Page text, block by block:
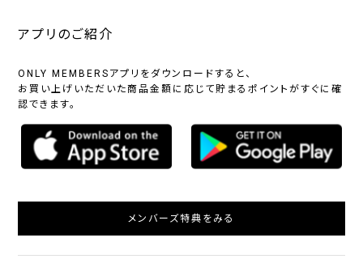
アプリのご紹介
ONLY MEMBERSアプリをダウンロードすると、
お買い上げいただいた商品金額に応じて貯まるポイントがすぐに確
認できます。
メンバーズ特典をみる